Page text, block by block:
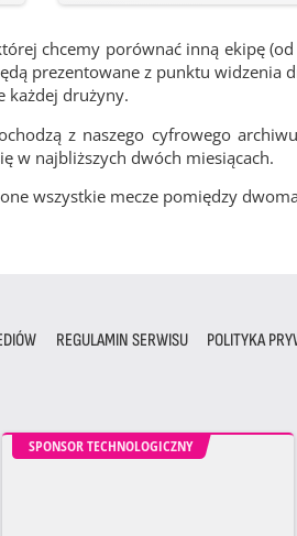
chcemy porównać inną ekipę
prezentowane z punktu widzenia
każdej drużyny.
z naszego cyfrowego
w najbliższych dwóch miesiącach.
wszystkie mecze pomiędzy
REGULAMIN SERWISU POLITYKA
SPONSOR TECHNOLOGICZNY